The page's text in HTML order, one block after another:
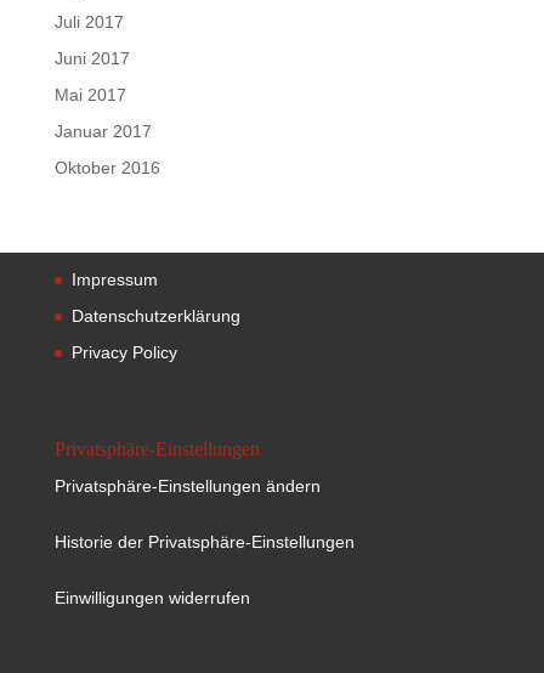
Juli 2017
Juni 2017
Mai 2017
Januar 2017
Oktober 2016
Impressum
Datenschutzerklärung
Privacy Policy
Privatsphäre-Einstellungen
Privatsphäre-Einstellungen ändern
Historie der Privatsphäre-Einstellungen
Einwilligungen widerrufen